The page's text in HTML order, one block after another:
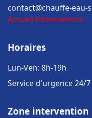
contact@chauffe-eau-
Accueil Informations
Horaires
Lun-Ven: 8h-19h
Service d'urgence 24/7
Zone intervention